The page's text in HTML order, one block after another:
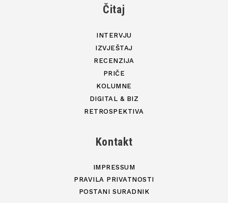
Čitaj
INTERVJU
IZVJEŠTAJ
RECENZIJA
PRIČE
KOLUMNE
DIGITAL & BIZ
RETROSPEKTIVA
Kontakt
IMPRESSUM
PRAVILA PRIVATNOSTI
POSTANI SURADNIK